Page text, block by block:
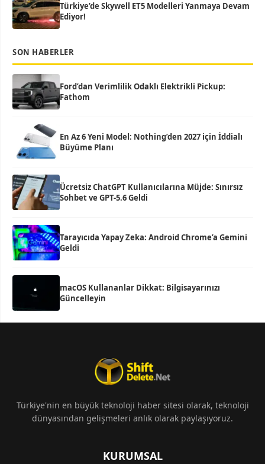
Türkiye’de Skywell ET5 Modelleri Yanmaya Devam
Ediyor!
SON HABERLER
Ford’dan Verimlilik Odaklı Elektrikli Pickup:
Fathom
En Az 6 Yeni Model: Nothing’den 2027 için İddialı
Büyüme Planı
Ücretsiz ChatGPT Kullanıcılarına Müjde: Sınırsız
Sohbet ve GPT-5.6 Geldi
Tarayıcıda Yapay Zeka: Android Chrome’a Gemini
Geldi
macOS Kullananlar Dikkat: Bilgisayarınızı
Güncelleyin
Türkiye'nin en büyük teknoloji haber sitesi olarak, teknoloji
dünyasından gelişmeleri anlık olarak paylaşıyoruz.
KURUMSAL